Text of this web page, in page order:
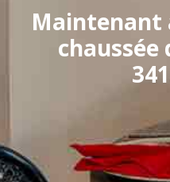
Maintenant
chaussée